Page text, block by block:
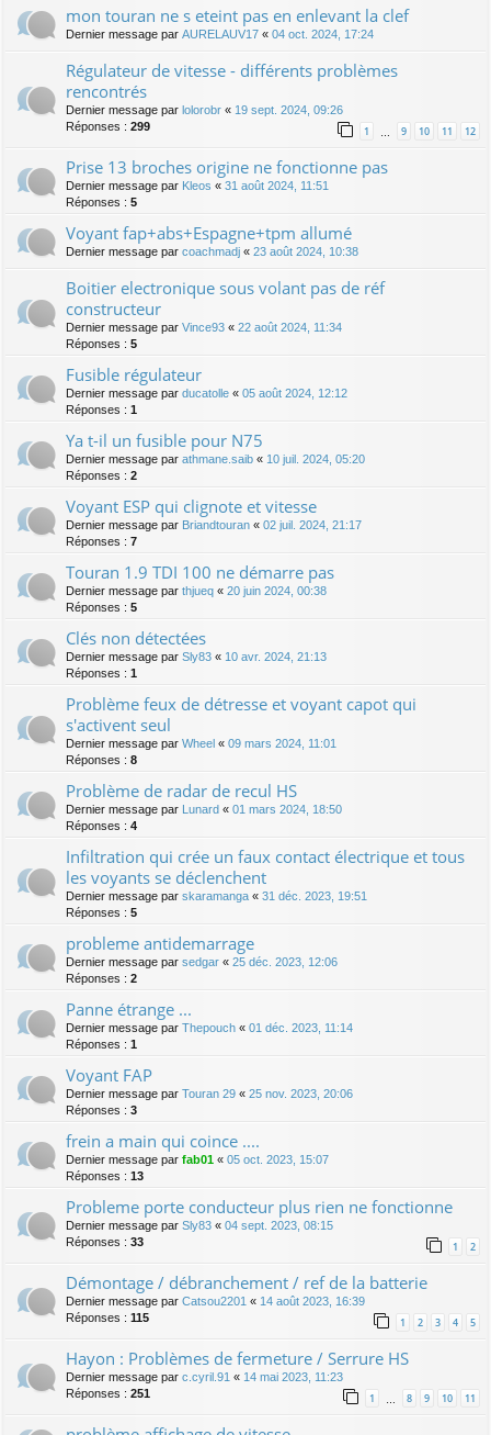
mon touran ne s eteint pas en enlevant la clef
Dernier message par AURELAUV17 « 04 oct. 2024, 17:24
Régulateur de vitesse - différents problèmes
rencontrés
Dernier message par lolorobr « 19 sept. 2024, 09:26
Réponses : 299 1 9 10 11 12
Prise 13 broches origine ne fonctionne pas
Dernier message par Kleos « 31 août 2024, 11:51
Réponses : 5
Voyant fap+abs+Espagne+tpm allumé
Dernier message par coachmadj « 23 août 2024, 10:38
Boitier electronique sous volant pas de réf
constructeur
Dernier message par Vince93 « 22 août 2024, 11:34
Réponses : 5
Fusible régulateur
Dernier message par ducatolle « 05 août 2024, 12:12
Réponses : 1
Ya t-il un fusible pour N75
Dernier message par athmane.saib « 10 juil. 2024, 05:20
Réponses : 2
Voyant ESP qui clignote et vitesse
Dernier message par Briandtouran « 02 juil. 2024, 21:17
Réponses : 7
Touran 1.9 TDI 100 ne démarre pas
Dernier message par thjueq « 20 juin 2024, 00:38
Réponses : 5
Clés non détectées
Dernier message par Sly83 « 10 avr. 2024, 21:13
Réponses : 1
Problème feux de détresse et voyant capot qui
s'activent seul
Dernier message par Wheel « 09 mars 2024, 11:01
Réponses : 8
Problème de radar de recul HS
Dernier message par Lunard « 01 mars 2024, 18:50
Réponses : 4
Infiltration qui crée un faux contact électrique et tous
les voyants se déclenchent
Dernier message par skaramanga « 31 déc. 2023, 19:51
Réponses : 5
probleme antidemarrage
Dernier message par sedgar « 25 déc. 2023, 12:06
Réponses : 2
Panne étrange ...
Dernier message par Thepouch « 01 déc. 2023, 11:14
Réponses : 1
Voyant FAP
Dernier message par Touran 29 « 25 nov. 2023, 20:06
Réponses : 3
frein a main qui coince ....
Dernier message par fab01 « 05 oct. 2023, 15:07
Réponses : 13
Probleme porte conducteur plus rien ne fonctionne
Dernier message par Sly83 « 04 sept. 2023, 08:15
Réponses : 33 1 2
Démontage / débranchement / ref de la batterie
Dernier message par Catsou2201 « 14 août 2023, 16:39
Réponses : 115 1 2 3 4 5
Hayon : Problèmes de fermeture / Serrure HS
Dernier message par c.cyril.91 « 14 mai 2023, 11:23
Réponses : 251 1 8 9 10 11